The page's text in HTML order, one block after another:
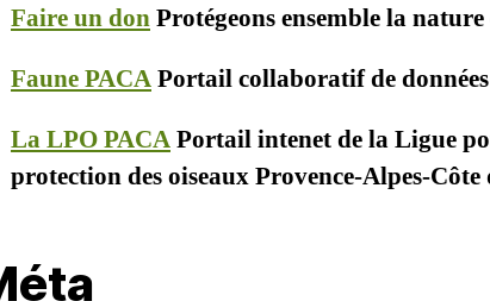
Faire un donProtégeons ensemble la
Faune PACAPortail collaboratif de
La LPO PACAPortail intenet de la Ligue
protection des oiseaux Provence-Alpes-Côte